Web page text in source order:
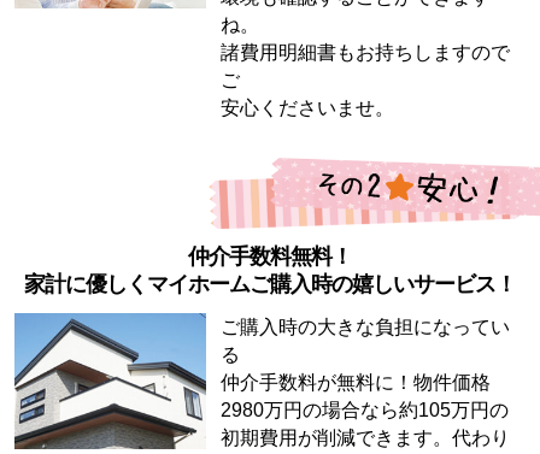
ね。
諸費用明細書もお持ちしますので
ご
安心くださいませ。
仲介手数料無料！
家計に優しくマイホームご購入時の嬉しいサービス！
ご購入時の大きな負担になってい
る
仲介手数料が無料に！物件価格
2980万円の場合なら約105万円の
初期費用が削減できます。代わり